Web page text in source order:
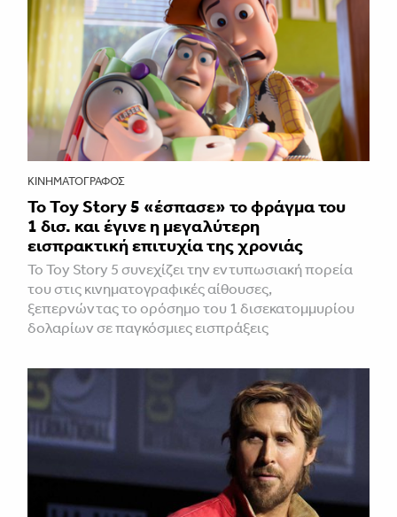
ΚΙΝΗΜΑΤΟΓΡΆΦΟΣ
Το Toy Story 5 «έσπασε» το φράγμα του
1 δισ. και έγινε η μεγαλύτερη
εισπρακτική επιτυχία της χρονιάς
Το Toy Story 5 συνεχίζει την εντυπωσιακή πορεία
του στις κινηματογραφικές αίθουσες,
ξεπερνώντας το ορόσημο του 1 δισεκατομμυρίου
δολαρίων σε παγκόσμιες εισπράξεις